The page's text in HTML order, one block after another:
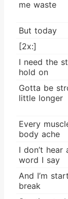
me waste
But today
[2x:]
I need the
hold on
Gotta be
little longer
Every
body ache
I don’t hear
word I say
And I’m
break